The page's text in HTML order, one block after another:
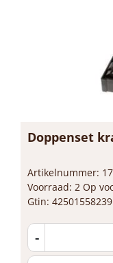
Artikelnummer:
Voorraad: 2 Op
Gtin:
-